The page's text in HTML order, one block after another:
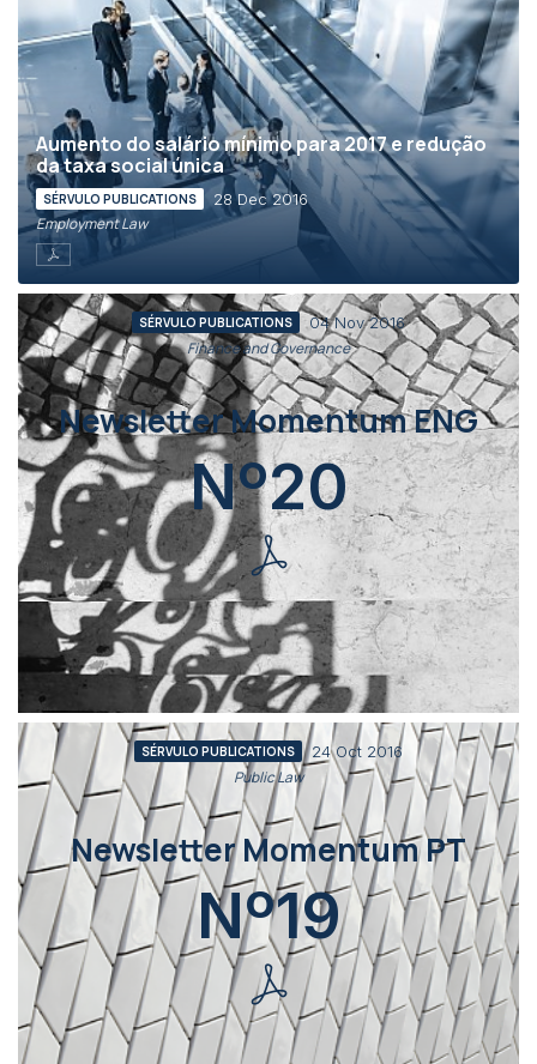
Aumento do salário mínimo para 2017 e redução
da taxa social única
SÉRVULO PUBLICATIONS 28 Dec 2016
Employment Law
SÉRVULO PUBLICATIONS 04 Nov 2016
Finance and Governance
Newsletter Momentum ENG
Nº20
SÉRVULO PUBLICATIONS 24 Oct 2016
Public Law
Newsletter Momentum PT
Nº19